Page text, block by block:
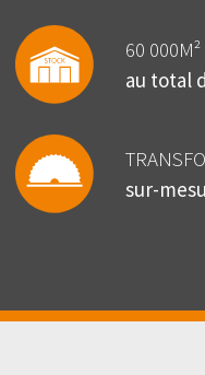
60
au total
sur-